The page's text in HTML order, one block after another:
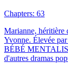
Chapters: 63
Marianne, héritière
Yvonne. Élevée
BÉBÉ
d'autres dramas